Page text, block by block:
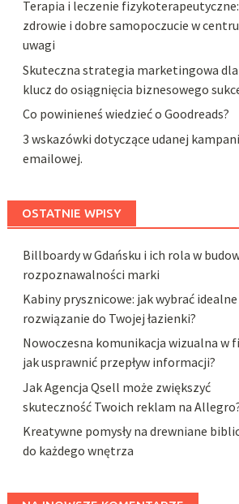
Terapia i leczenie fizykoterapeutyczne:
zdrowie i dobre samopoczucie w
uwagi
Skuteczna strategia marketingowa
klucz do osiągnięcia biznesowego
Co powinieneś wiedzieć o Goodreads?
3 wskazówki dotyczące udanej
emailowej.
OSTATNIE WPISY
Billboardy w Gdańsku i ich rola w
rozpoznawalności marki
Kabiny prysznicowe: jak wybrać idealne
rozwiązanie do Twojej łazienki?
Nowoczesna komunikacja wizualna w
jak usprawnić przepływ informacji?
Jak Agencja Qsell może zwiększyć
skuteczność Twoich reklam na
Kreatywne pomysły na drewniane
do każdego wnętrza